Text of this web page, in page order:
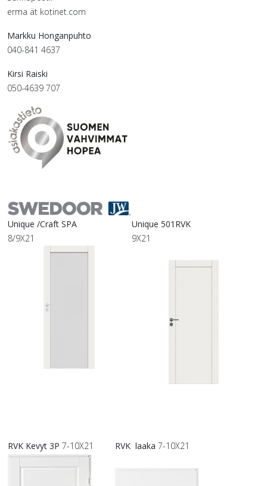
erma ät kotinet.com
Markku Honganpuhto
040-841 4637
Kirsi Raiski
050-4639 707
Unique /Craft SPA
8/9X21
Unique 501RVK
9X21
RVK Kevyt 3P 7-10X21 RVK laaka 7-10X21